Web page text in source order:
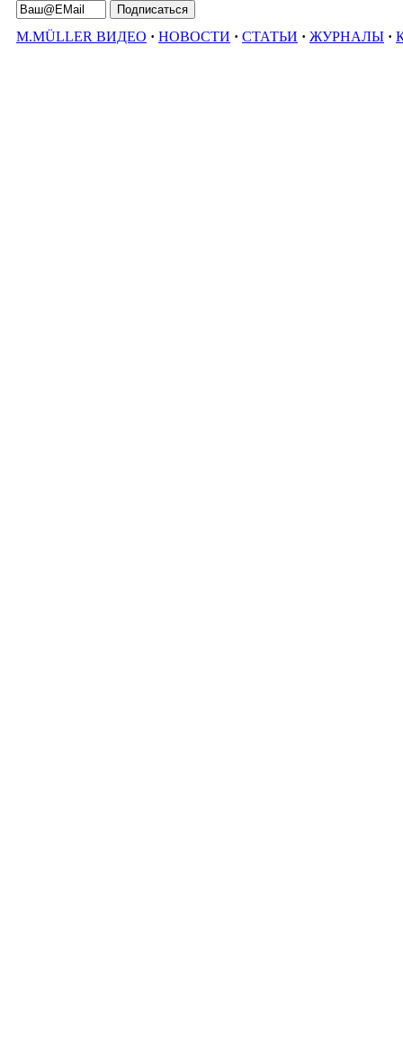
M.MÜLLER ВИДЕО · НОВОСТИ · СТАТЬИ · ЖУРНАЛЫ ·